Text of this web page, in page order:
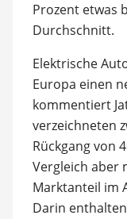
Prozent etwas
Durchschnitt.
Elektrische
Europa einen
kommentiert
verzeichneten
Rückgang von
Vergleich aber
Marktanteil im
Darin